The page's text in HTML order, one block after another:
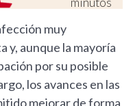
muy
y, aunque la mayoría
por su posible
los avances en las
mejorar de forma